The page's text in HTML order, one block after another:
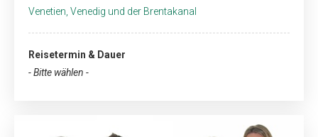
Venetien, Venedig und der Brentakanal
Reisetermin & Dauer
- Bitte wählen -